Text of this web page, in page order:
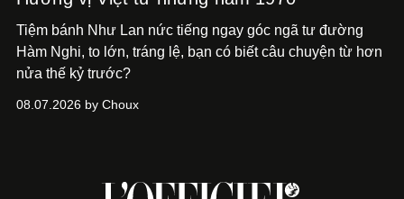
Tiệm bánh Như Lan nức tiếng ngay góc ngã tư đường
Hàm Nghi, to lớn, tráng lệ, bạn có biết câu chuyện từ hơn
nửa thế kỷ trước?
08.07.2026 by Choux